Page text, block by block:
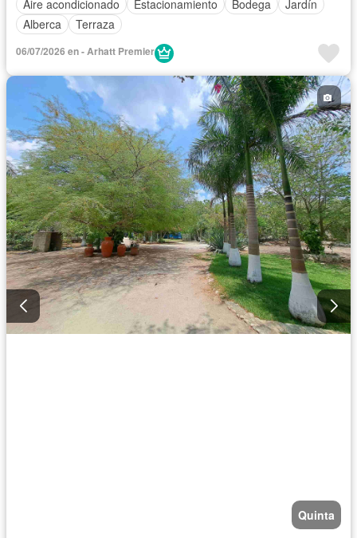
Aire acondicionado Estacionamiento Bodega
Jardín
Alberca
Terraza
06/07/2026 en - Arhatt Premier
Quinta